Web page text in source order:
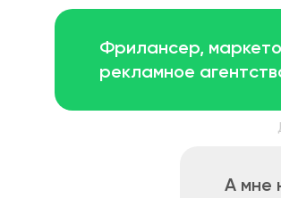
Фрилансер,
рекламное
А мне